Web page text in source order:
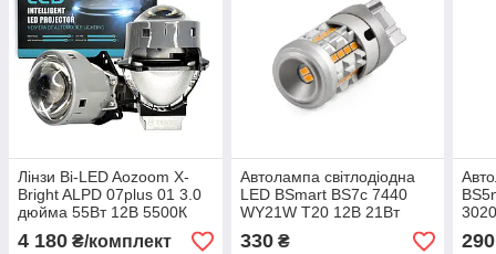
Лінзи Bi-LED Aozoom X-
Bright ALPD 07plus 01 3.0
дюйма 55Вт 12В 5500К
4 180 ₴/комплект
Автолампа світлодіодна
LED BSmart BS7c 7440
WY21W T20 12В 21Вт
CANBUS Жовтий поворот
330₴ 290